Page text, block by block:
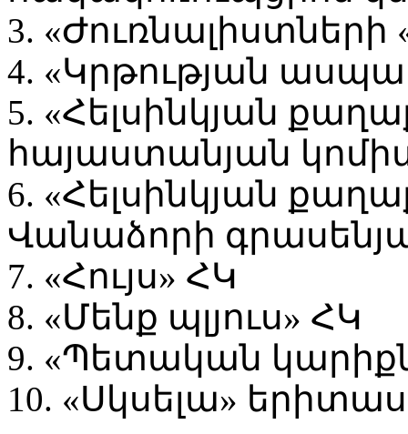
3.
4. «Կրթության
5. «Հելսինկյան
հայաստանյան
6. «Հելսինկյան
Վանաձորի
7. «Հույս» ՀԿ
8. «Մենք պլյուս» ՀԿ
9. «Պետական
10. «Սկսելա»